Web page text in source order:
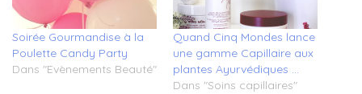
Soirée Gourmandise à la
Poulette Candy Party
Dans "Evènements Beauté"
Quand Cinq Mondes lance
une gamme Capillaire aux
plantes Ayurvédiques …
Dans "Soins capillaires"